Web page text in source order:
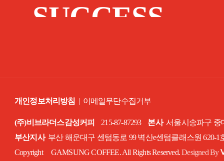
SUCCESS
개인정보처리방침 | 이메일무단수집거부
(주)비브라더스감성커피 215-87-87293 본사서울시송파구 중
부산지사부산 해운대구 센텀동로 99 벽산e센텀클래스원 620-1
Copyright GAMSUNG COFFEE. All Rights Reserved.Designed By